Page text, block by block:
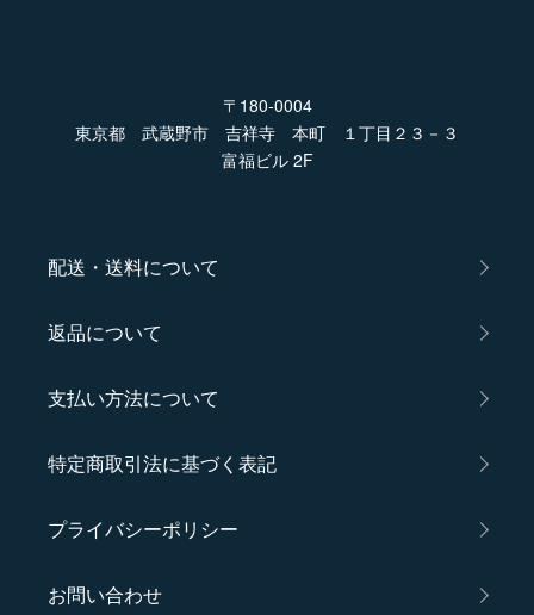
〒180-0004
東京都 武蔵野市 吉祥寺 本町 １丁目２３－３
富福ビル 2F
配送・送料について
返品について
支払い方法について
特定商取引法に基づく表記
プライバシーポリシー
お問い合わせ